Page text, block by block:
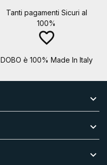
Tanti pagamenti Sicuri al
100%
favorite_border
DOBO è 100% Made In Italy


